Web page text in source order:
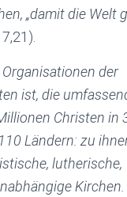
„damit die Welt
der
ist, die
Christen in
Ländern: zu
lutherische,
Kirchen.